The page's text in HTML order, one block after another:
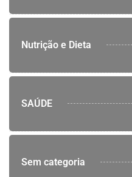
Nutrição e Dieta
SAÚDE
Sem categoria